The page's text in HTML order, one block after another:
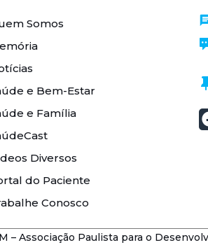
Somos
e Bem-Estar
e Família
Diversos
do Paciente
Conosco
– Associação Paulista para o